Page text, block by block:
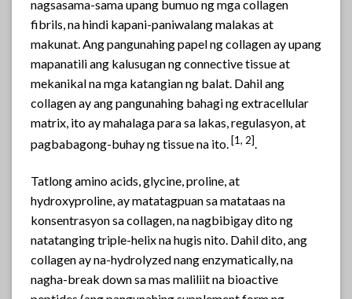
nagsasama-sama upang bumuo ng mga collagen
fibrils, na hindi kapani-paniwalang malakas at
makunat. Ang pangunahing papel ng collagen ay upang
mapanatili ang kalusugan ng connective tissue at
mekanikal na mga katangian ng balat. Dahil ang
collagen ay ang pangunahing bahagi ng extracellular
matrix, ito ay mahalaga para sa lakas, regulasyon, at
pagbabagong-buhay ng tissue na ito. [1, 2].
Tatlong amino acids, glycine, proline, at
hydroxyproline, ay matatagpuan sa matataas na
konsentrasyon sa collagen, na nagbibigay dito ng
natatanging triple-helix na hugis nito. Dahil dito, ang
collagen ay na-hydrolyzed nang enzymatically, na
nagha-break down sa mas maliliit na bioactive